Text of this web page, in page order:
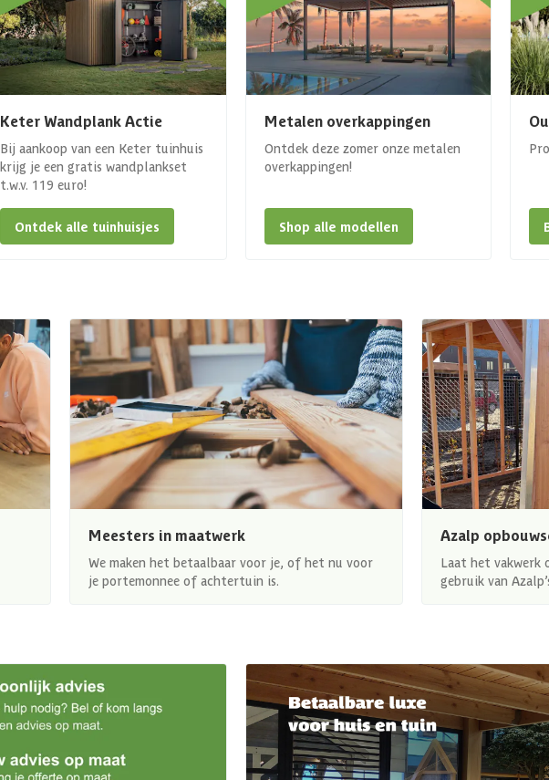
Keter Wandplank Actie
Bij aankoop van een Keter tuinhuis
krijg je een gratis wandplankset
t.w.v. 119 euro!
Ontdek alle tuinhuisjes
Metalen overkappingen
Ontdek deze zomer onze metalen
overkappingen!
Shop alle modellen
Meesters in maatwerk
We maken het betaalbaar voor je, of het nu voor
je portemonnee of achtertuin is.
Azalp
Laat het vakwerk
gebruik van